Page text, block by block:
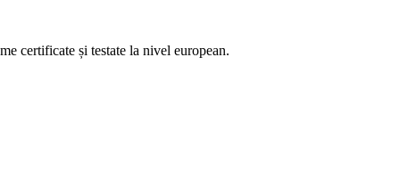
certificate și testate la nivel european.